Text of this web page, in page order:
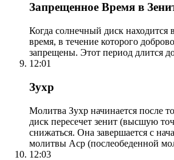
Запрещенное Время в
Когда солнечный диск находится
время, в течение которого
запрещены. Этот период длится
12:01
Зухр
Молитва Зухр начинается после
диск пересечет зенит (высшую
снижаться. Она завершается с
молитвы Аср (послеобеденной
12:03